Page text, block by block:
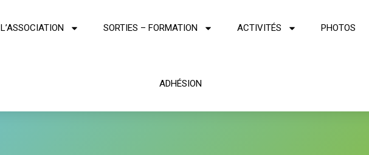
L’ASSOCIATION SORTIES – FORMATION ACTIVITÉS PHOTOS
ADHÉSION